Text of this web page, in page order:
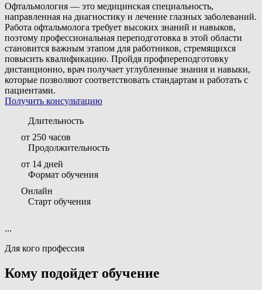
Офтальмология — это медицинская специальность,
направленная на диагностику и лечение глазных заболеваний.
Работа офтальмолога требует высоких знаний и навыков,
поэтому профессиональная переподготовка в этой области
становится важным этапом для работников, стремящихся
повысить квалификацию. Пройдя профпереподготовку
дистанционно, врач получает углубленные знания и навыки,
которые позволяют соответствовать стандартам и работать с
пациентами.
Получить консультацию
Длительность
от 250 часов
Продолжительность
от 14 дней
Формат обучения
Онлайн
Старт обучения
...
Для кого профессия
Кому подойдет обучение